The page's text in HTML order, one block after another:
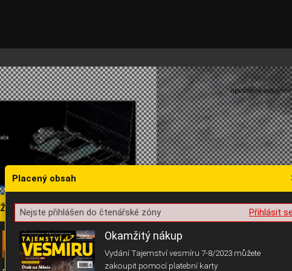
Žádost o souhlas s ukládáním volitelných informací
Placený obsah
Přihlásit
Nejste přihlášen do čtenářské zóny
Okamžitý nákup
Vydání Tajemství vesmíru 7-8/2023 můžete
zakoupit pomocí platební karty